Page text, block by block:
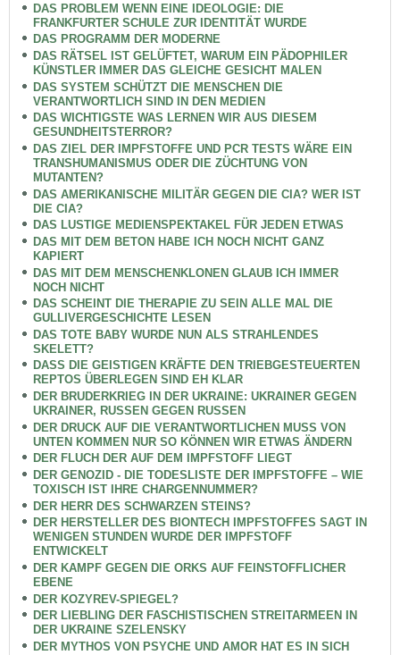
DAS PROBLEM WENN EINE IDEOLOGIE: DIE
FRANKFURTER SCHULE ZUR IDENTITÄT WURDE
DAS PROGRAMM DER MODERNE
DAS RÄTSEL IST GELÜFTET, WARUM EIN PÄDOPHILER
KÜNSTLER IMMER DAS GLEICHE GESICHT MALEN
DAS SYSTEM SCHÜTZT DIE MENSCHEN DIE
VERANTWORTLICH SIND IN DEN MEDIEN
DAS WICHTIGSTE WAS LERNEN WIR AUS DIESEM
GESUNDHEITSTERROR?
DAS ZIEL DER IMPFSTOFFE UND PCR TESTS WÄRE EIN
TRANSHUMANISMUS ODER DIE ZÜCHTUNG VON
MUTANTEN?
DAS AMERIKANISCHE MILITÄR GEGEN DIE CIA? WER IST
DIE CIA?
DAS LUSTIGE MEDIENSPEKTAKEL FÜR JEDEN ETWAS
DAS MIT DEM BETON HABE ICH NOCH NICHT GANZ
KAPIERT
DAS MIT DEM MENSCHENKLONEN GLAUB ICH IMMER
NOCH NICHT
DAS SCHEINT DIE THERAPIE ZU SEIN ALLE MAL DIE
GULLIVERGESCHICHTE LESEN
DAS TOTE BABY WURDE NUN ALS STRAHLENDES
SKELETT?
DASS DIE GEISTIGEN KRÄFTE DEN TRIEBGESTEUERTEN
REPTOS ÜBERLEGEN SIND EH KLAR
DER BRUDERKRIEG IN DER UKRAINE: UKRAINER GEGEN
UKRAINER, RUSSEN GEGEN RUSSEN
DER DRUCK AUF DIE VERANTWORTLICHEN MUSS VON
UNTEN KOMMEN NUR SO KÖNNEN WIR ETWAS ÄNDERN
DER FLUCH DER AUF DEM IMPFSTOFF LIEGT
DER GENOZID - DIE TODESLISTE DER IMPFSTOFFE – WIE
TOXISCH IST IHRE CHARGENNUMMER?
DER HERR DES SCHWARZEN STEINS?
DER HERSTELLER DES BIONTECH IMPFSTOFFES SAGT IN
WENIGEN STUNDEN WURDE DER IMPFSTOFF
ENTWICKELT
DER KAMPF GEGEN DIE ORKS AUF FEINSTOFFLICHER
EBENE
DER KOZYREV-SPIEGEL?
DER LIEBLING DER FASCHISTISCHEN STREITARMEEN IN
DER UKRAINE SZELENSKY
DER MYTHOS VON PSYCHE UND AMOR HAT ES IN SICH